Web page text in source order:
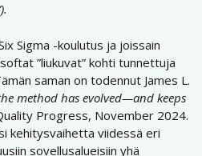
Sigma -koulutus ja joissain
”liukuvat” kohti tunnettuja
saman on todennut James L.
method has evolved—and keeps
Progress, November 2024.
kehitysvaihetta viidessä eri
sovellusalueisiin yhä